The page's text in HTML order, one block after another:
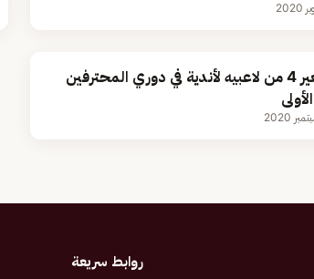
الاتفاق يعير 4 من لاعبيه لأندية في دوري المحترفين
روابط سريعة